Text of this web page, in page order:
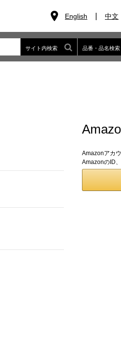
English 中文
サイト内検索 品番・品名検索
Amazonアカ
AmazonのID